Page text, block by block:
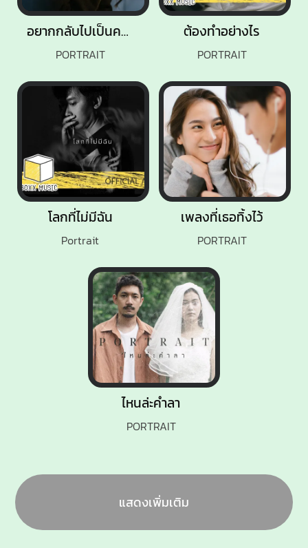
โลกที่ไม่มีฉัน
Portrait
ต้องทำอย่างไร
PORTRAIT
เพลงที่เธอทิ้งไว้
PORTRAIT
ไหนล่ะคำลา
PORTRAIT
อยากกลับไปเป็นคนเหงา
PORTRAIT
แสดงเพิ่มเติม